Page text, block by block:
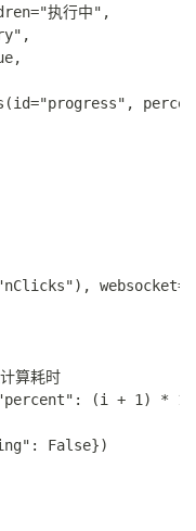
执行中",
算耗时
(i + 1) *
False})